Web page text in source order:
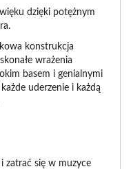
dzięki potężnym
konstrukcja
wrażenia
basem i genialnymi
uderzenie i każdą
i zatrać się w muzyce